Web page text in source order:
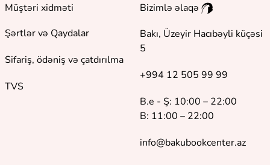
Müştəri xidməti
Şərtlər və Qaydalar
Sifariş, ödəniş və çatdırılma
TVS
Bizimlə əlaqə
Bakı, Üzeyir Hacıbəyli küçəsi
5
+994 12 505 99 99
B.e - Ş: 10:00 – 22:00
B: 11:00 – 22:00
info@bakubookcenter.az